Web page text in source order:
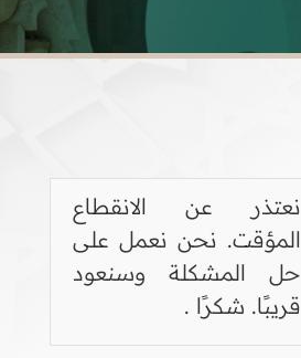
نعتذر عن الانقطاع
المؤقت. نحن نعمل على
حل المشكلة وسنعود
قريبًا. شكرًا .